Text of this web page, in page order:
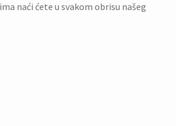
naći ćete u svakom obrisu našeg